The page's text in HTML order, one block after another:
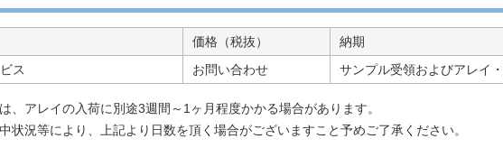
価格（税抜）
納期
ス お問い合わせ サンプル受領およびアレイ
、アレイの入荷に別途3週間～1ヶ月程度かかる場合があります。
状況等により、上記より日数を頂く場合がございますこと予めご了承ください。